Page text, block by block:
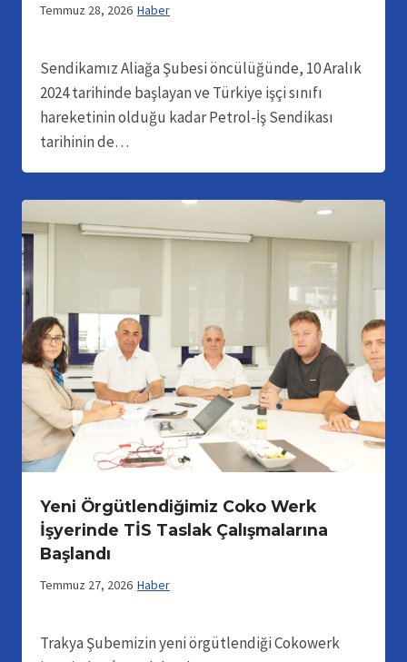
Temmuz 28, 2026 Haber
Sendikamız Aliağa Şubesi öncülüğünde, 10 Aralık
2024 tarihinde başlayan ve Türkiye işçi sınıfı
hareketinin olduğu kadar Petrol-İş Sendikası
tarihinin de…
Yeni Örgütlendiğimiz Coko Werk
İşyerinde TİS Taslak Çalışmalarına
Başlandı
Temmuz 27, 2026 Haber
Trakya Şubemizin yeni örgütlendiği Cokowerk